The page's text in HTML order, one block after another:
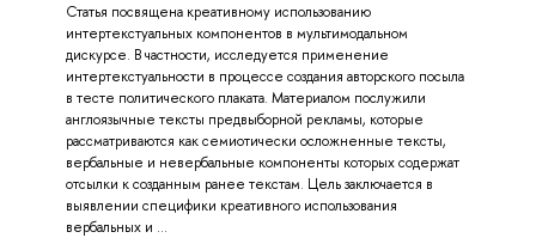
Статья посвящена креативному использованию
интертекстуальных компонентов в мультимодальном
дискурсе. В частности, исследуется применение
интертекстуальности в процессе создания авторского посыла
в тесте политического плаката. Материалом послужили
англоязычные тексты предвыборной рекламы, которые
рассматриваются как семиотически осложненные тексты,
вербальные и невербальные компоненты которых содержат
отсылки к созданным ранее текстам. Цель заключается в
выявлении специфики креативного использования
вербальных и ...